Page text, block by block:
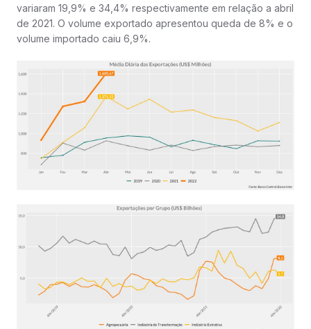
variaram 19,9% e 34,4% respectivamente em relação a abril
de 2021. O volume exportado apresentou queda de 8% e o
volume importado caiu 6,9%.